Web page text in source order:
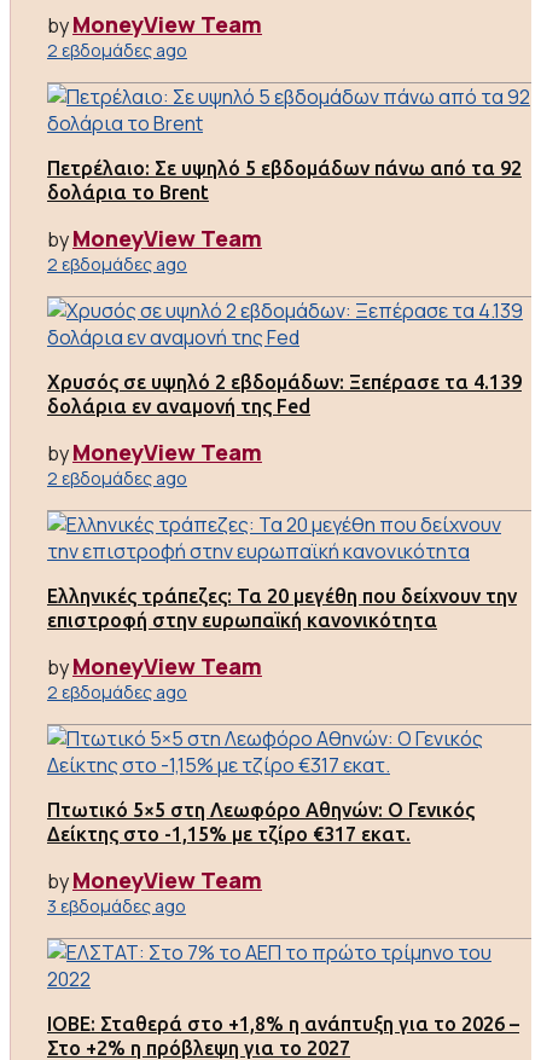
byMoneyView Team
2 εβδομάδες ago
Πετρέλαιο: Σε υψηλό 5 εβδομάδων πάνω από τα 92
δολάρια το Brent
byMoneyView Team
2 εβδομάδες ago
Χρυσός σε υψηλό 2 εβδομάδων: Ξεπέρασε τα 4.139
δολάρια εν αναμονή της Fed
byMoneyView Team
2 εβδομάδες ago
Ελληνικές τράπεζες: Τα 20 μεγέθη που δείχνουν την
επιστροφή στην ευρωπαϊκή κανονικότητα
byMoneyView Team
2 εβδομάδες ago
Πτωτικό 5×5 στη Λεωφόρο Αθηνών: Ο Γενικός
Δείκτης στο -1,15% με τζίρο €317 εκατ.
byMoneyView Team
3 εβδομάδες ago
ΙΟΒΕ: Σταθερά στο +1,8% η ανάπτυξη για το 2026 –
Στο +2% η πρόβλεψη για το 2027